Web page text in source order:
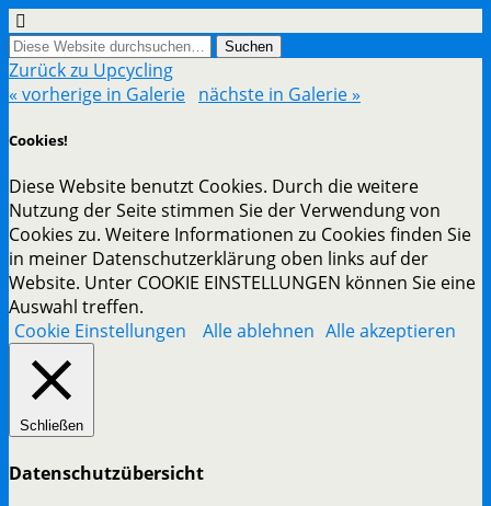
Zurück zu Upcycling
« vorherige in Galerie nächste in Galerie »
Cookies!
Diese Website benutzt Cookies. Durch die weitere
Nutzung der Seite stimmen Sie der Verwendung von
Cookies zu. Weitere Informationen zu Cookies finden Sie
in meiner Datenschutzerklärung oben links auf der
Website. Unter COOKIE EINSTELLUNGEN können Sie eine
Auswahl treffen.
Cookie Einstellungen
Alle ablehnen Alle akzeptieren
Schließen
Datenschutzübersicht